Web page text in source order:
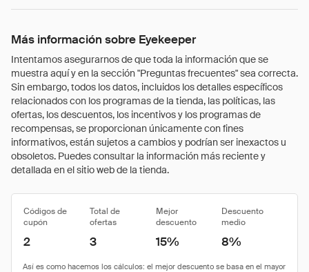
Más información sobre Eyekeeper
Intentamos asegurarnos de que toda la información que se
muestra aquí y en la sección "Preguntas frecuentes" sea correcta.
Sin embargo, todos los datos, incluidos los detalles específicos
relacionados con los programas de la tienda, las políticas, las
ofertas, los descuentos, los incentivos y los programas de
recompensas, se proporcionan únicamente con fines
informativos, están sujetos a cambios y podrían ser inexactos u
obsoletos. Puedes consultar la información más reciente y
detallada en el sitio web de la tienda.
Códigos de
cupón
Total de
ofertas
Mejor
descuento
Descuento
medio
2 3 15% 8%